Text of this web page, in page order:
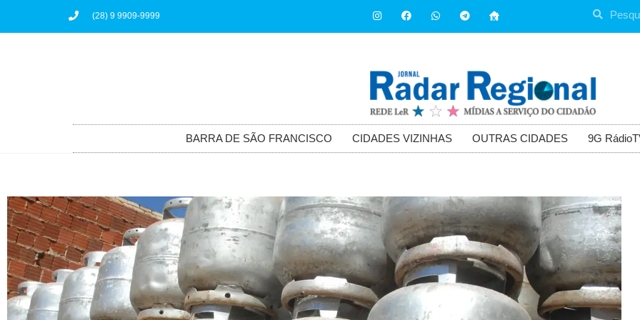
(28) 9 9909-9999
BARRA DE SÃO FRANCISCO CIDADES VIZINHAS OUTRAS CIDADES 9G